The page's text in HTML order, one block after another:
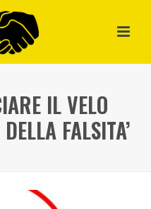
IL VELO
FALSITA’